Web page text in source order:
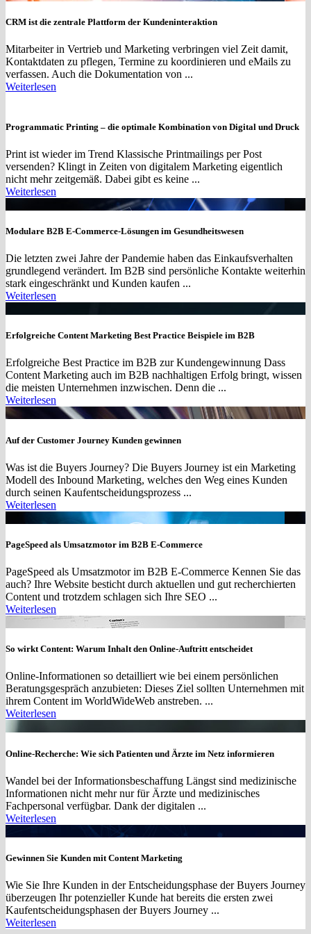
CRM ist die zentrale Plattform der Kundeninteraktion
Mitarbeiter in Vertrieb und Marketing verbringen viel Zeit damit,
Kontaktdaten zu pflegen, Termine zu koordinieren und eMails zu
verfassen. Auch die Dokumentation von ...
Weiterlesen
Programmatic Printing – die optimale Kombination von Digital und Druck
Print ist wieder im Trend Klassische Printmailings per Post
versenden? Klingt in Zeiten von digitalem Marketing eigentlich
nicht mehr zeitgemäß. Dabei gibt es keine ...
Weiterlesen
Modulare B2B E-Commerce-Lösungen im Gesundheitswesen
Die letzten zwei Jahre der Pandemie haben das Einkaufsverhalten
grundlegend verändert. Im B2B sind persönliche Kontakte weiterhin
stark eingeschränkt und Kunden kaufen ...
Weiterlesen
Erfolgreiche Content Marketing Best Practice Beispiele im B2B
Erfolgreiche Best Practice im B2B zur Kundengewinnung Dass
Content Marketing auch im B2B nachhaltigen Erfolg bringt, wissen
die meisten Unternehmen inzwischen. Denn die ...
Weiterlesen
Auf der Customer Journey Kunden gewinnen
Was ist die Buyers Journey? Die Buyers Journey ist ein Marketing
Modell des Inbound Marketing, welches den Weg eines Kunden
durch seinen Kaufentscheidungsprozess ...
Weiterlesen
PageSpeed als Umsatzmotor im B2B E-Commerce
PageSpeed als Umsatzmotor im B2B E-Commerce Kennen Sie das
auch? Ihre Website besticht durch aktuellen und gut recherchierten
Content und trotzdem schlagen sich Ihre SEO ...
Weiterlesen
So wirkt Content: Warum Inhalt den Online-Auftritt entscheidet
Online-Informationen so detailliert wie bei einem persönlichen
Beratungsgespräch anzubieten: Dieses Ziel sollten Unternehmen mit
ihrem Content im WorldWideWeb anstreben. ...
Weiterlesen
Online-Recherche: Wie sich Patienten und Ärzte im Netz informieren
Wandel bei der Informationsbeschaffung Längst sind medizinische
Informationen nicht mehr nur für Ärzte und medizinisches
Fachpersonal verfügbar. Dank der digitalen ...
Weiterlesen
Gewinnen Sie Kunden mit Content Marketing
Wie Sie Ihre Kunden in der Entscheidungsphase der Buyers Journey
überzeugen Ihr potenzieller Kunde hat bereits die ersten zwei
Kaufentscheidungsphasen der Buyers Journey ...
Weiterlesen